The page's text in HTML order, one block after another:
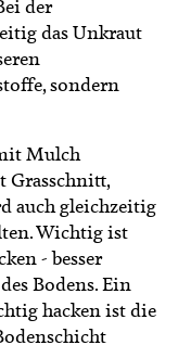
der
das Unkraut
sondern
Mulch
Grasschnitt,
auch gleichzeitig
Wichtig ist
- besser
Bodens. Ein
hacken ist die